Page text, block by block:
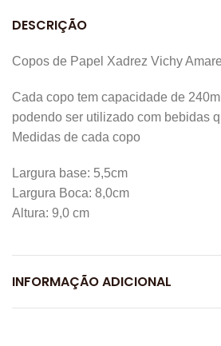
DESCRIÇÃO
Copos de Papel Xadrez Vichy
Cada copo tem capacidade de
podendo ser utilizado com bebidas
Medidas de cada copo
Largura base: 5,5cm
Largura Boca: 8,0cm
Altura: 9,0 cm
INFORMAÇÃO ADICIONAL